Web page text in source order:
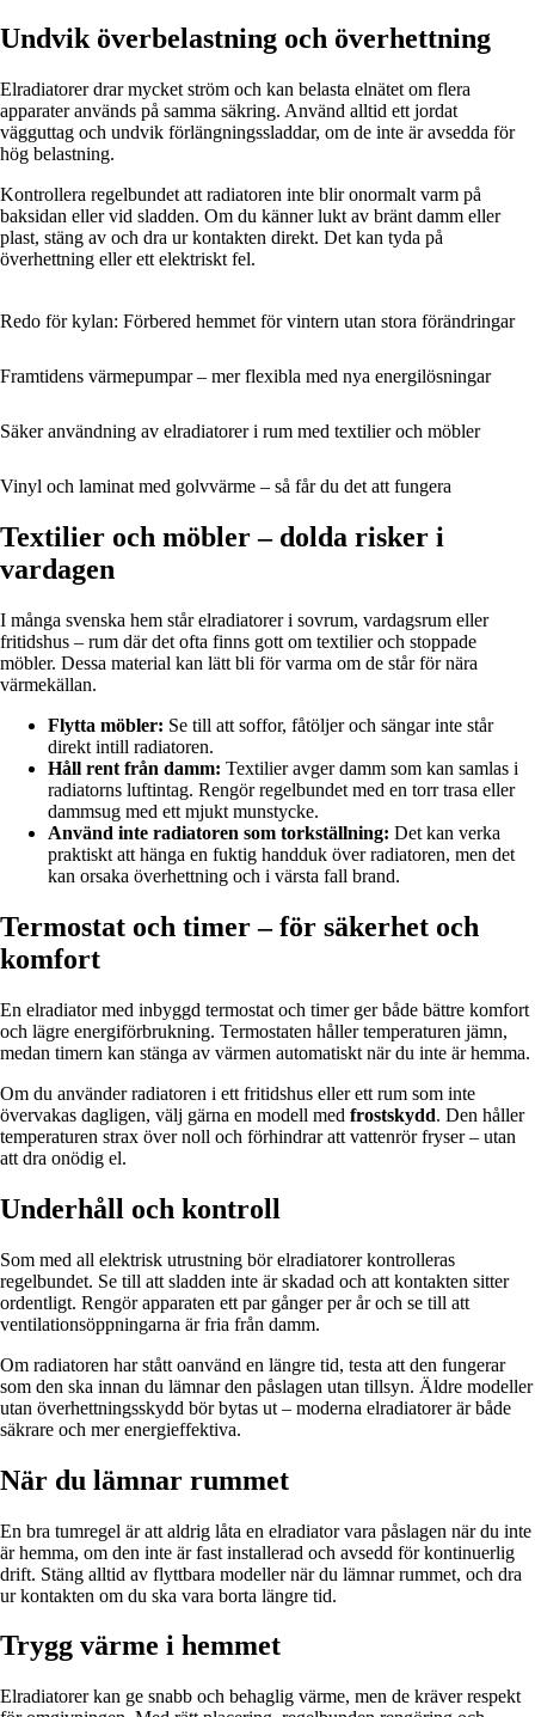
Undvik överbelastning och överhettning
Elradiatorer drar mycket ström och kan belasta elnätet om flera
apparater används på samma säkring. Använd alltid ett jordat
vägguttag och undvik förlängningssladdar, om de inte är avsedda för
hög belastning.
Kontrollera regelbundet att radiatoren inte blir onormalt varm på
baksidan eller vid sladden. Om du känner lukt av bränt damm eller
plast, stäng av och dra ur kontakten direkt. Det kan tyda på
överhettning eller ett elektriskt fel.
Redo för kylan: Förbered hemmet för vintern utan stora förändringar
Framtidens värmepumpar – mer flexibla med nya energilösningar
Säker användning av elradiatorer i rum med textilier och möbler
Vinyl och laminat med golvvärme – så får du det att fungera
Textilier och möbler – dolda risker i
vardagen
I många svenska hem står elradiatorer i sovrum, vardagsrum eller
fritidshus – rum där det ofta finns gott om textilier och stoppade
möbler. Dessa material kan lätt bli för varma om de står för nära
värmekällan.
Flytta möbler: Se till att soffor, fåtöljer och sängar inte står
direkt intill radiatoren.
Håll rent från damm: Textilier avger damm som kan samlas i
radiatorns luftintag. Rengör regelbundet med en torr trasa eller
dammsug med ett mjukt munstycke.
Använd inte radiatoren som torkställning: Det kan verka
praktiskt att hänga en fuktig handduk över radiatoren, men det
kan orsaka överhettning och i värsta fall brand.
Termostat och timer – för säkerhet och
komfort
En elradiator med inbyggd termostat och timer ger både bättre komfort
och lägre energiförbrukning. Termostaten håller temperaturen jämn,
medan timern kan stänga av värmen automatiskt när du inte är hemma.
Om du använder radiatoren i ett fritidshus eller ett rum som inte
övervakas dagligen, välj gärna en modell med frostskydd. Den håller
temperaturen strax över noll och förhindrar att vattenrör fryser – utan
att dra onödig el.
Underhåll och kontroll
Som med all elektrisk utrustning bör elradiatorer kontrolleras
regelbundet. Se till att sladden inte är skadad och att kontakten sitter
ordentligt. Rengör apparaten ett par gånger per år och se till att
ventilationsöppningarna är fria från damm.
Om radiatoren har stått oanvänd en längre tid, testa att den fungerar
som den ska innan du lämnar den påslagen utan tillsyn. Äldre modeller
utan överhettningsskydd bör bytas ut – moderna elradiatorer är både
säkrare och mer energieffektiva.
När du lämnar rummet
En bra tumregel är att aldrig låta en elradiator vara påslagen när du inte
är hemma, om den inte är fast installerad och avsedd för kontinuerlig
drift. Stäng alltid av flyttbara modeller när du lämnar rummet, och dra
ur kontakten om du ska vara borta längre tid.
Trygg värme i hemmet
Elradiatorer kan ge snabb och behaglig värme, men de kräver respekt